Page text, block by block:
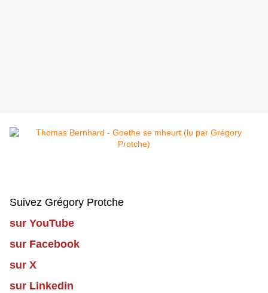
Suivez Grégory Protche
sur YouTube
sur Facebook
sur X
sur Linkedin